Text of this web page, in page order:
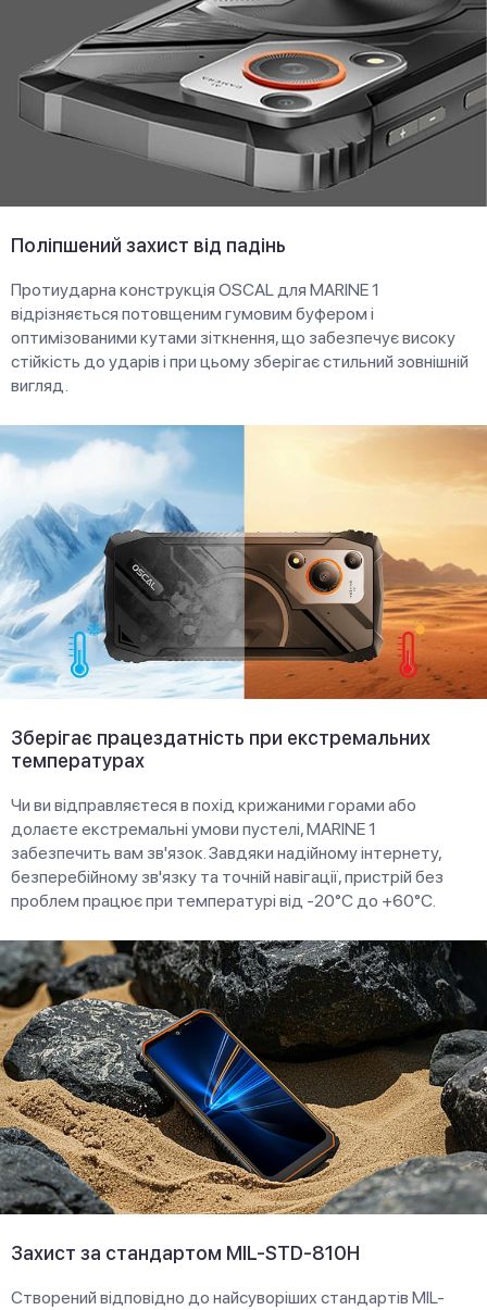
Поліпшений захист від падінь
Протиударна конструкція OSCAL для MARINE 1
відрізняється потовщеним гумовим буфером і
оптимізованими кутами зіткнення, що забезпечує високу
стійкість до ударів і при цьому зберігає стильний зовнішній
вигляд.
Зберігає працездатність при екстремальних
температурах
Чи ви відправляєтеся в похід крижаними горами або
долаєте екстремальні умови пустелі, MARlNE 1
забезпечить вам зв'язок. Завдяки надійному інтернету,
безперебійному зв'язку та точній навігації, пристрій без
проблем працює при температурі від -20°C до +60°C.
Захист за стандартом MIL-STD-810H
Створений відповідно до найсуворіших стандартів MIL-